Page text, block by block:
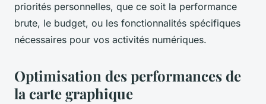
priorités personnelles, que ce soit la performance
brute, le budget, ou les fonctionnalités spécifiques
nécessaires pour vos activités numériques.
Optimisation des performances de
la carte graphique